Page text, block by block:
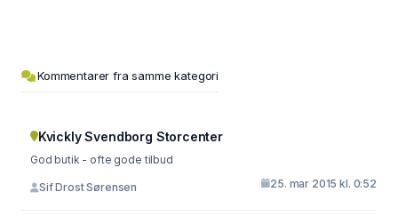
Kommentarer fra samme kategori
Kvickly Svendborg Storcenter
God butik - ofte gode tilbud
Sif Drost Sørensen 25. mar 2015 kl. 0:52